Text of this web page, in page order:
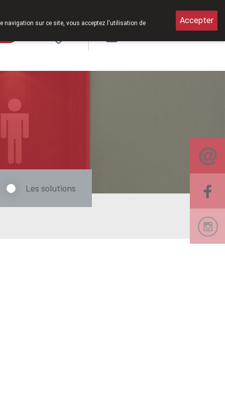
Les solutions
navigation sur ce site, vous acceptez l'utilisation de Accepter